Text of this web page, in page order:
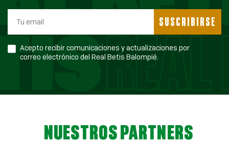
SUSCRIBIRSE
Acepto recibir comunicaciones y actualizaciones por
correo electrónico del Real Betis Balompié.
NUESTROS PARTNERS